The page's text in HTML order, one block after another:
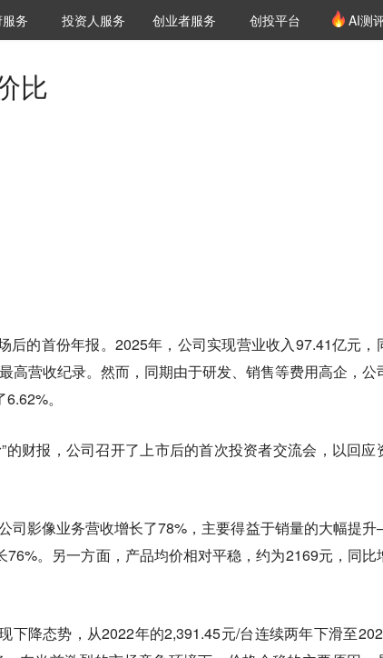
之窗
务 VClub投资机构库
投资机构职位推介
投资人服务 创投氪堂
创业者服务 创投平台 AI测
比
后的首份年报。2025年，公司实现营业收入97.41亿元，
高营收纪录。然而，同期由于研发、销售等费用高企，公
。
的财报，公司召开了上市后的首次投资者交流会，以回应
司影像业务营收增长了78%，主要得益于销量的大幅提
。另一方面，产品均价相对平稳，约为2169元，同比
下降态势，从2022年的2,391.45元/台连续两年下滑至